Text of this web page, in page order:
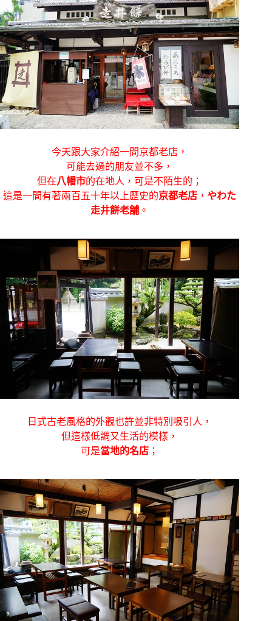
今天跟大家介紹一間京都老店，
可能去過的朋友並不多，
但在八幡市的在地人，可是不陌生的；
這是一間有著兩百五十年以上歷史的京都老店 ， やわた
走井餅老舗 。
日式古老風格的外觀也許並非特別吸引人，
但這樣低調又生活的模樣，
可是當地的名店 ；